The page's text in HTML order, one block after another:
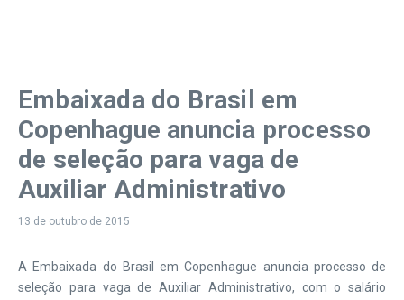
Embaixada do Brasil em
Copenhague anuncia processo
de seleção para vaga de
Auxiliar Administrativo
13 de outubro de 2015
A Embaixada do Brasil em Copenhague anuncia processo de
seleção para vaga de Auxiliar Administrativo, com o salário